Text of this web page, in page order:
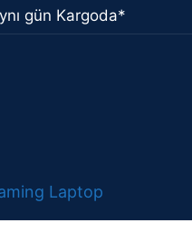
gün Kargoda*
Laptop